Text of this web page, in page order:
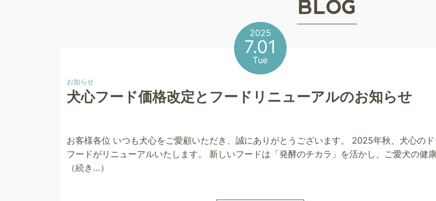
2025
7.01
Tue
お知らせ
犬心フード価格改定とフードリニューアルのお知らせ
お客様各位 いつも犬心をご愛顧いただき、誠にありがとうございます。 2025年秋、犬心の
フードがリニューアルいたします。 新しいフードは「発酵のチカラ」を活かし、ご愛犬の
（続き…）